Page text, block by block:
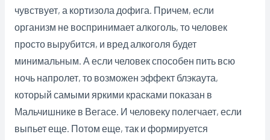
чувствует, а кортизола дофига. Причем, если
организм не воспринимает алкоголь, то человек
просто вырубится, и вред алкоголя будет
минимальным. А если человек способен пить всю
ночь напролет, то возможен эффект блэкаута,
который самыми яркими красками показан в
Мальчишнике в Вегасе. И человеку полегчает, если
выпьет еще. Потом еще, так и формируется